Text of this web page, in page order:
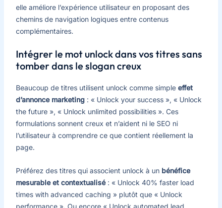
elle améliore l’expérience utilisateur en proposant des
chemins de navigation logiques entre contenus
complémentaires.
Intégrer le mot unlock dans vos titres sans
tomber dans le slogan creux
Beaucoup de titres utilisent unlock comme simple effet
d’annonce marketing: « Unlock your success », « Unlock
the future », « Unlock unlimited possibilities ». Ces
formulations sonnent creux et n’aident ni le SEO ni
l’utilisateur à comprendre ce que contient réellement la
page.
Préférez des titres qui associent unlock à un bénéfice
mesurable et contextualisé: « Unlock 40% faster load
times with advanced caching » plutôt que « Unlock
performance ». Ou encore « Unlock automated lead